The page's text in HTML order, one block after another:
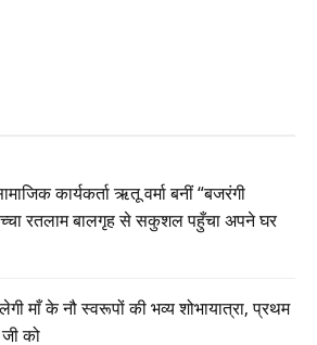
कार्यकर्ता ऋतू वर्मा बनीं “बजरंगी
रतलाम बालगृह से सकुशल पहुँचा अपने घर
माँ के नौ स्वरूपों की भव्य शोभायात्रा, प्रथम
को